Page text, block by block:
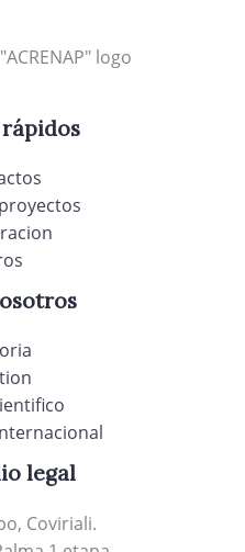
legal
Coviriali.